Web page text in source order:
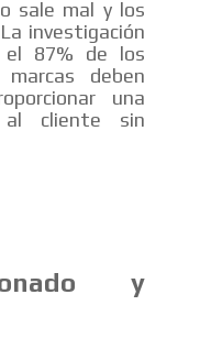
sale mal y los
investigación
el 87% de los
deben
una
al cliente sin
y